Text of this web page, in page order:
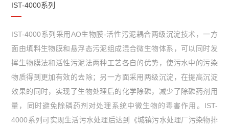
IST-4000系列
IST-4000系列采用AO生物膜-活性污泥耦合两级沉淀技术，一方
面由填料生物膜和悬浮态污泥组成混合微生物体系，可以同时发
挥生物膜法和活性污泥法两种工艺各自的优势，使污水中的污染
物质得到更加有效的去除；另一方面采用两级沉淀，在提高沉淀
效果的同时，实现了生物处理后的化学除磷，减少了除磷药剂用
量，同时避免除磷药剂对处理系统中微生物的毒害作用。IST-
4000系列可实现生活污水处理后达到《城镇污水处理厂污染物排